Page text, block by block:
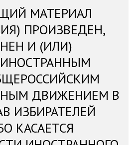
МАТЕРИАЛ
ПРОИЗВЕДЕН,
И (ИЛИ)
ДВИЖЕНИЕМ В
ИЗБИРАТЕЛЕЙ
КАСАЕТСЯ